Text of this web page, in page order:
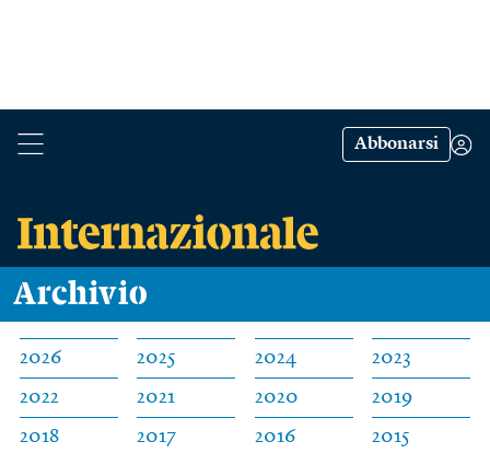
Abbonarsi
Archivio
2026 2025 2024
2023
2022
2021 2020
2019
2018
2017 2016
2015